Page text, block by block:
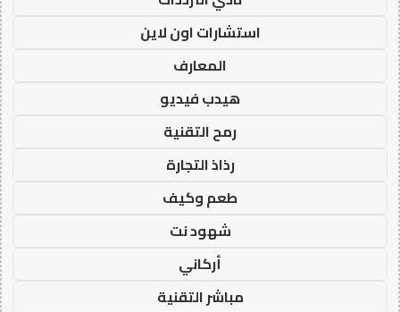
استشارات اون لاين
المعارف
هيدب فيديو
رمح التقنية
رذاذ التجارة
طعم وكيف
شهود نت
أركاني
مباشر التقنية